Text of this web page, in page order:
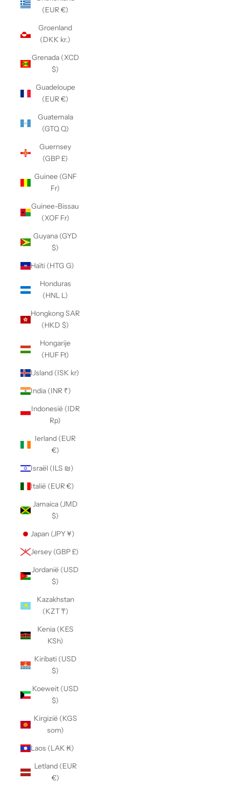
(EUR €)
Groenland
(DKK kr.)
Grenada (XCD
$)
Guadeloupe
(EUR €)
Guatemala
(GTQ Q)
Guernsey
(GBP £)
Guinee (GNF
Fr)
Guinee-Bissau
(XOF Fr)
Guyana (GYD
$)
Haïti (HTG G)
Honduras
(HNL L)
Hongkong SAR
(HKD $)
Hongarije
(HUF Ft)
IJsland (ISK kr)
India (INR ₹)
Indonesië (IDR
Rp)
Ierland (EUR
€)
Israël (ILS ₪)
Italië (EUR €)
Jamaica (JMD
$)
Japan (JPY ¥)
Jersey (GBP £)
Jordanië (USD
$)
Kazakhstan
(KZT ₸)
Kenia (KES
KSh)
Kiribati (USD
$)
Koeweit (USD
$)
Kirgizië (KGS
som)
Laos (LAK ₭)
Letland (EUR
€)